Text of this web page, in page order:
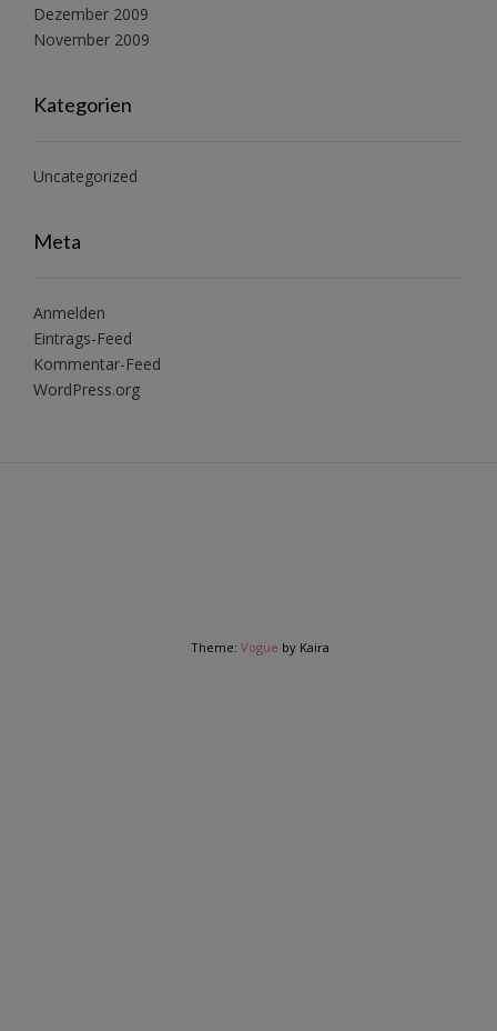
Dezember 2009
November 2009
Kategorien
Uncategorized
Meta
Anmelden
Eintrags-Feed
Kommentar-Feed
WordPress.org
Theme: Vogue by Kaira